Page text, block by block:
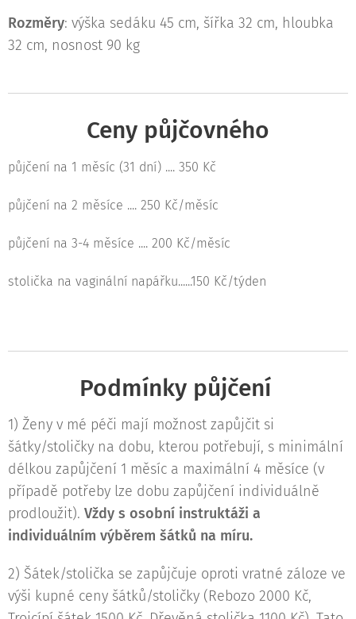
Rozměry: výška sedáku 45 cm, šířka 32 cm, hloubka
32 cm, nosnost 90 kg
Ceny půjčovného
půjčení na 1 měsíc (31 dní) .... 350 Kč
půjčení na 2 měsíce .... 250 Kč/měsíc
půjčení na 3-4 měsíce .... 200 Kč/měsíc
stolička na vaginální napářku......150 Kč/týden
Podmínky půjčení
1) Ženy v mé péči mají možnost zapůjčit si
šátky/stoličky na dobu, kterou potřebují, s minimální
délkou zapůjčení 1 měsíc a maximální 4 měsíce (v
případě potřeby lze dobu zapůjčení individuálně
prodloužit). Vždy s osobní instruktáži a
individuálním výběrem šátků na míru.
2) Šátek/stolička se zapůjčuje oproti vratné záloze ve
výši kupné ceny šátků/stoličky (Rebozo 2000 Kč,